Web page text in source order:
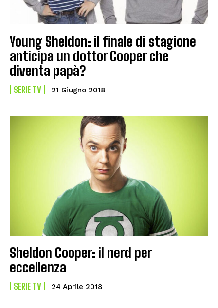
Young Sheldon: il finale di stagione
anticipa un dottor Cooper che
diventa papà?
SERIE TV 21 Giugno 2018
Sheldon Cooper: il nerd per
eccellenza
SERIE TV 24 Aprile 2018